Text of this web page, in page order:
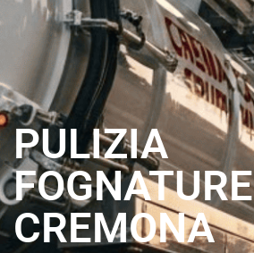
PULIZIA
FOGNATURE
CREMONA